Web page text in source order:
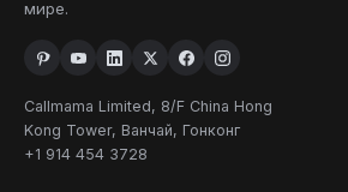
мире.
Callmama Limited, 8/F China Hong
Kong Tower, Ванчай, Гонконг
+1 914 454 3728